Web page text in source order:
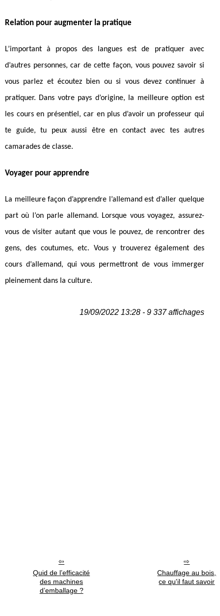
Relation pour augmenter la pratique
L’important à propos des langues est de pratiquer avec
d’autres personnes, car de cette façon, vous pouvez savoir si
vous parlez et écoutez bien ou si vous devez continuer à
pratiquer. Dans votre pays d’origine, la meilleure option est
les cours en présentiel, car en plus d’avoir un professeur qui
te guide, tu peux aussi être en contact avec tes autres
camarades de classe.
Voyager pour apprendre
La meilleure façon d’apprendre l’allemand est d’aller quelque
part où l’on parle allemand. Lorsque vous voyagez, assurez-
vous de visiter autant que vous le pouvez, de rencontrer des
gens, des coutumes, etc. Vous y trouverez également des
cours d’allemand, qui vous permettront de vous immerger
pleinement dans la culture.
19/09/2022 13:28 - 9 337 affichages
Quid de l’efficacité
des machines
d’emballage ?
Chauffage au bois,
ce qu'il faut savoir